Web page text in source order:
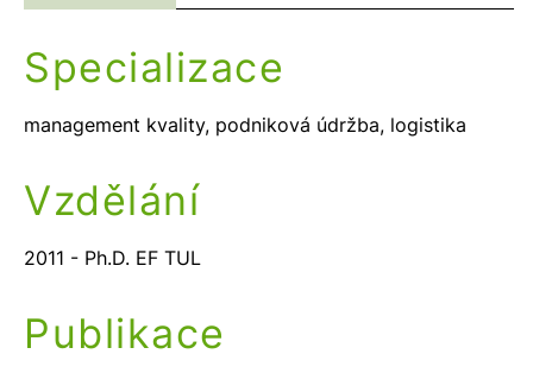
Specializace
management kvality, podniková údržba, logistika
Vzdělání
2011 - Ph.D. EF TUL
Publikace